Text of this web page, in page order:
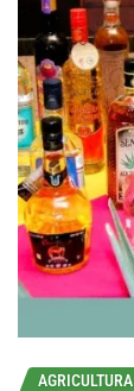
AGRICULTURA